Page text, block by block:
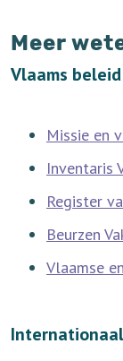
Meer
Vlaams beleid
Missie en
Inventaris
Register
Beurzen
Vlaamse